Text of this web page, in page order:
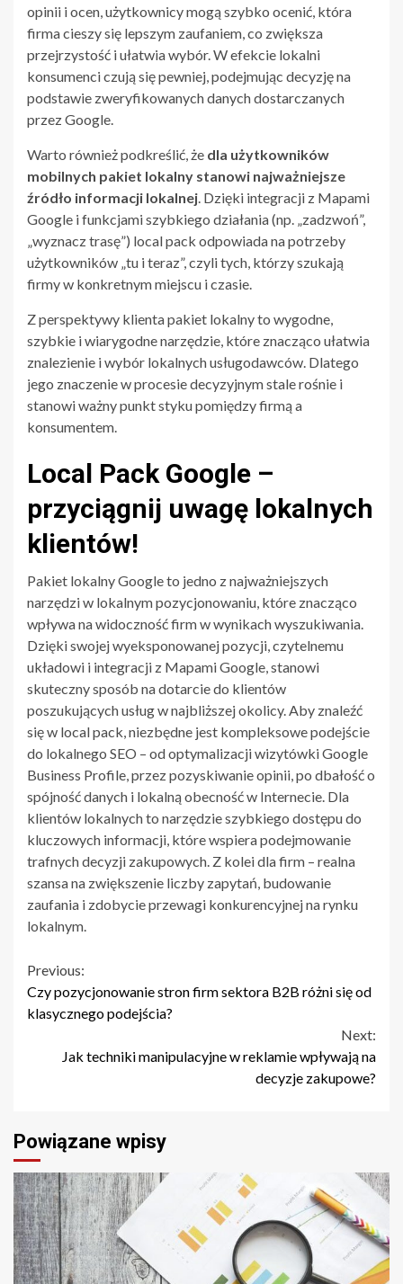
opinii i ocen, użytkownicy mogą szybko ocenić, która
firma cieszy się lepszym zaufaniem, co zwiększa
przejrzystość i ułatwia wybór. W efekcie lokalni
konsumenci czują się pewniej, podejmując decyzję na
podstawie zweryfikowanych danych dostarczanych
przez Google.
Warto również podkreślić, że dla użytkowników
mobilnych pakiet lokalny stanowi najważniejsze
źródło informacji lokalnej. Dzięki integracji z Mapami
Google i funkcjami szybkiego działania (np. „zadzwoń”,
„wyznacz trasę”) local pack odpowiada na potrzeby
użytkowników „tu i teraz”, czyli tych, którzy szukają
firmy w konkretnym miejscu i czasie.
Z perspektywy klienta pakiet lokalny to wygodne,
szybkie i wiarygodne narzędzie, które znacząco ułatwia
znalezienie i wybór lokalnych usługodawców. Dlatego
jego znaczenie w procesie decyzyjnym stale rośnie i
stanowi ważny punkt styku pomiędzy firmą a
konsumentem.
Local Pack Google –
przyciągnij uwagę lokalnych
klientów!
Pakiet lokalny Google to jedno z najważniejszych
narzędzi w lokalnym pozycjonowaniu, które znacząco
wpływa na widoczność firm w wynikach wyszukiwania.
Dzięki swojej wyeksponowanej pozycji, czytelnemu
układowi i integracji z Mapami Google, stanowi
skuteczny sposób na dotarcie do klientów
poszukujących usług w najbliższej okolicy. Aby znaleźć
się w local pack, niezbędne jest kompleksowe podejście
do lokalnego SEO – od optymalizacji wizytówki Google
Business Profile, przez pozyskiwanie opinii, po dbałość o
spójność danych i lokalną obecność w Internecie. Dla
klientów lokalnych to narzędzie szybkiego dostępu do
kluczowych informacji, które wspiera podejmowanie
trafnych decyzji zakupowych. Z kolei dla firm – realna
szansa na zwiększenie liczby zapytań, budowanie
zaufania i zdobycie przewagi konkurencyjnej na rynku
lokalnym.
Continue
Reading
Previous:
Czy pozycjonowanie stron firm sektora B2B różni się od
klasycznego podejścia?
Next:
Jak techniki manipulacyjne w reklamie wpływają na
decyzje zakupowe?
Powiązane wpisy